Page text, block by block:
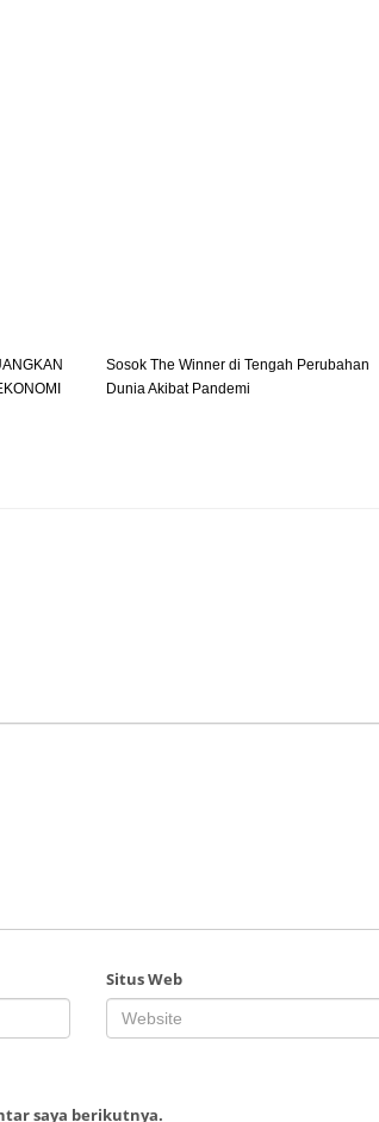
Sosok The Winner di Tengah Perubahan
Dunia Akibat Pandemi
Situs Web
saya berikutnya.